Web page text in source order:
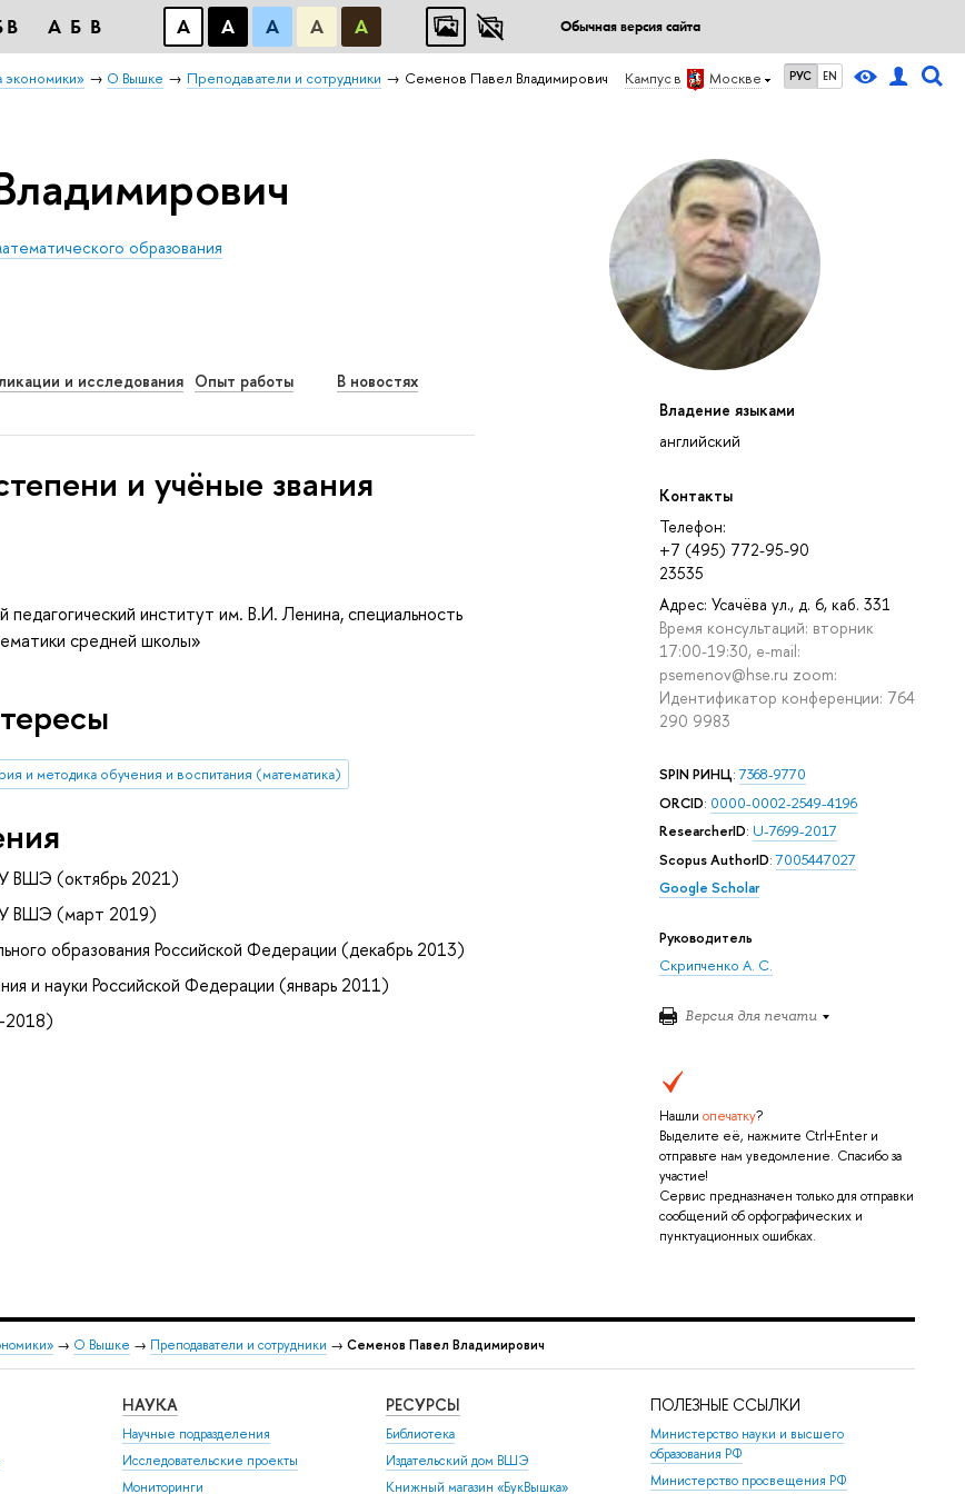
АБB А А А А А Обычная версия сайта
Кампус в Москве РУС EN
экономики» О Вышке Преподаватели и сотрудники Семенов Павел Владимирович
Владение языками
английский
Контакты
Телефон:
+7 (495) 772-95-90
23535
Адрес: Усачёва ул., д. 6, каб. 331
Время консультаций: вторник
17:00-19:30, e-mail:
psemenov@hse.ru zoom:
Идентификатор конференции: 764
290 9983
SPIN РИНЦ:7368-9770
ORCID: 0000-0002-2549-4196
ResearcherID: U-7699-2017
Scopus AuthorID:7005447027
Google Scholar
Руководитель
Скрипченко А. С.
Версия для печати
Нашли опечатку?
Выделите её, нажмите Ctrl+Enter и
отправьте нам уведомление. Спасибо за
участие!
Сервис предназначен только для отправки
сообщений об орфографических и
пунктуационных ошибках.
образования
и исследования Опыт работы В новостях
и учёные звания
институт им. В.И. Ленина, специальность
средней школы»
и методика обучения и воспитания (математика)
ВШЭ (октябрь 2021)
ВШЭ (март 2019)
образования Российской Федерации (декабрь 2013)
и науки Российской Федерации (январь 2011)
→ О Вышке → Преподаватели и сотрудники → Семенов Павел Владимирович
НАУКА
Научные подразделения
Исследовательские проекты
Мониторинги
РЕСУРСЫ
Библиотека
Издательский дом ВШЭ
Книжный магазин «БукВышка»
ПОЛЕЗНЫЕ ССЫЛКИ
Министерство науки и высшего
образования РФ
Министерство просвещения РФ